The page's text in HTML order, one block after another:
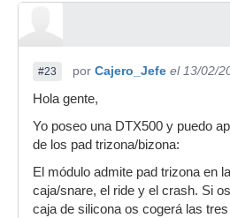
#23 por Cajero_Jefe el 13/02/
Hola gente,
Yo poseo una DTX500 y puedo
de los pad trizona/bizona:
El módulo admite pad trizona en
caja/snare, el ride y el crash. Si
caja de silicona os cogerá las